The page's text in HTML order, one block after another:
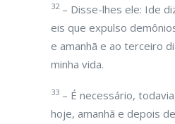
32– Disse-lhes ele: Ide
eis que expulso
e amanhã e ao terceiro
minha vida.
33 – É necessário,
hoje, amanhã e depois